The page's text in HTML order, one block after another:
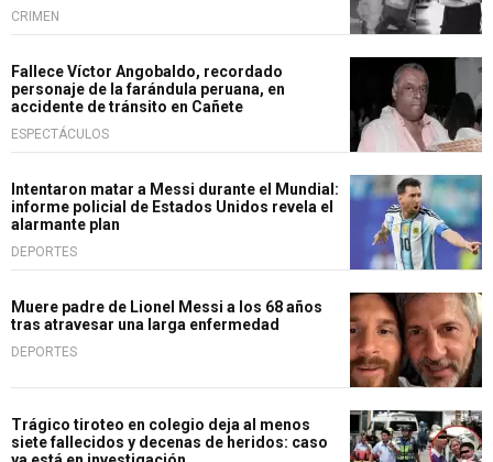
CRIMEN
Fallece Víctor Angobaldo, recordado
personaje de la farándula peruana, en
accidente de tránsito en Cañete
ESPECTÁCULOS
Intentaron matar a Messi durante el Mundial:
informe policial de Estados Unidos revela el
alarmante plan
DEPORTES
Muere padre de Lionel Messi a los 68 años
tras atravesar una larga enfermedad
DEPORTES
Trágico tiroteo en colegio deja al menos
siete fallecidos y decenas de heridos: caso